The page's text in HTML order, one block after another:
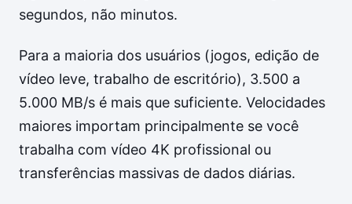
segundos, não minutos.
Para a maioria dos usuários (jogos, edição de
vídeo leve, trabalho de escritório), 3.500 a
5.000 MB/s é mais que suficiente. Velocidades
maiores importam principalmente se você
trabalha com vídeo 4K profissional ou
transferências massivas de dados diárias.